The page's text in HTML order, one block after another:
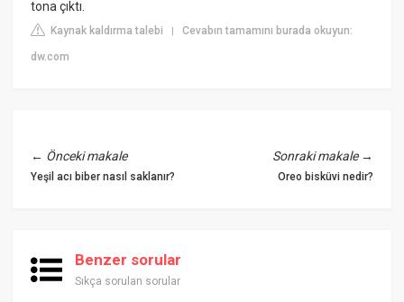
tona çıktı.
Kaynak kaldırma talebi |Cevabın tamamını burada okuyun:
dw.com
← Önceki makale
Yeşil acı biber nasıl saklanır?
Sonraki makale→
Oreo bisküvi nedir?
Benzer sorular
Sıkça sorulan sorular